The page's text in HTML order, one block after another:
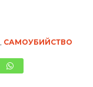
САМОУБИЙСТВО